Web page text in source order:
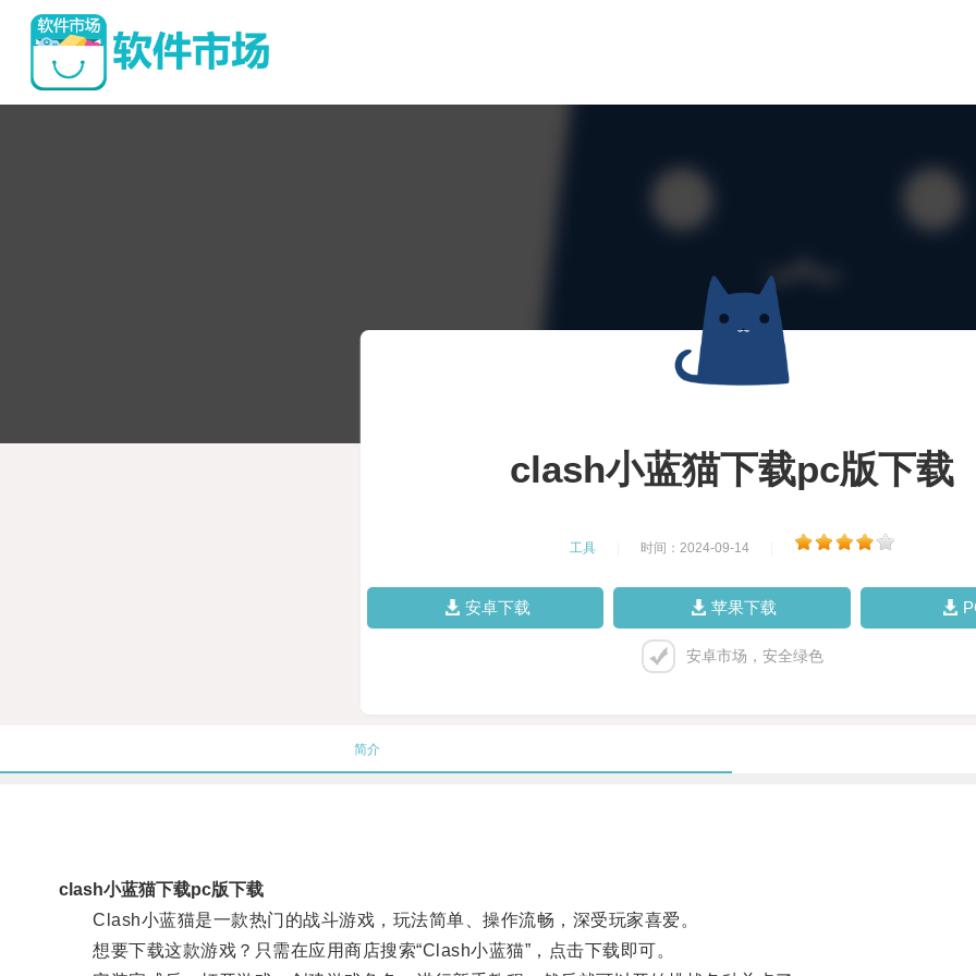
clash小蓝猫下载pc版下载
工具 时间：2024-09-14
安卓下载 苹果下载
安卓市场，安全绿色
简介
clash小蓝猫下载pc版下载
Clash小蓝猫是一款热门的战斗游戏，玩法简单、操作流畅，深受玩家喜爱。
想要下载这款游戏？只需在应用商店搜索“Clash小蓝猫”，点击下载即可。